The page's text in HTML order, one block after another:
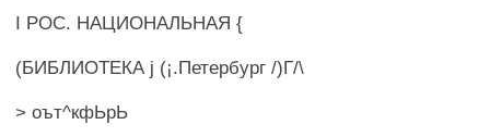
I РОС. НАЦИОНАЛЬНАЯ {
(БИБЛИОТЕКА j (¡.Петербург /)Г/\
> оът^кфЬрЬ